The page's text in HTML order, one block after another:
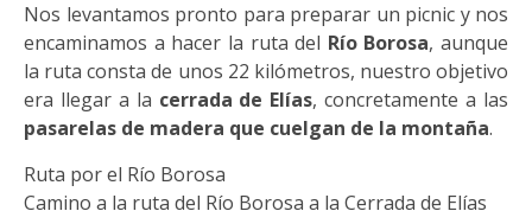
Nos levantamos pronto para preparar un picnic y nos
encaminamos a hacer la ruta del Río Borosa, aunque
la ruta consta de unos 22 kilómetros, nuestro objetivo
era llegar a la cerrada de Elías, concretamente a las
pasarelas de madera que cuelgan de la montaña.
Ruta por el Río Borosa
Camino a la ruta del Río Borosa a la Cerrada de Elías